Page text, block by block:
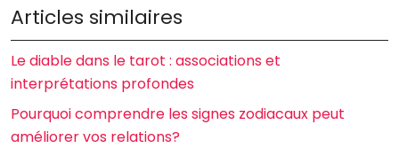
Articles similaires
Le diable dans le tarot : associations et
interprétations profondes
Pourquoi comprendre les signes zodiacaux peut
améliorer vos relations?